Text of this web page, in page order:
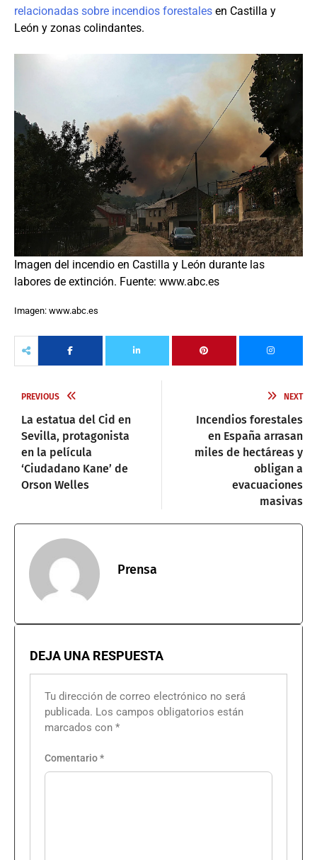
relacionadas sobre incendios forestales en Castilla y
León y zonas colindantes.
Imagen del incendio en Castilla y León durante las
labores de extinción. Fuente: www.abc.es
Imagen: www.abc.es
PREVIOUS
La estatua del Cid en
Sevilla, protagonista
en la película
‘Ciudadano Kane’ de
Orson Welles
NEXT
Incendios forestales
en España arrasan
miles de hectáreas y
obligan a
evacuaciones
masivas
Prensa
DEJA UNA RESPUESTA
Tu dirección de correo electrónico no será
publicada. Los campos obligatorios están
marcados con *
Comentario*